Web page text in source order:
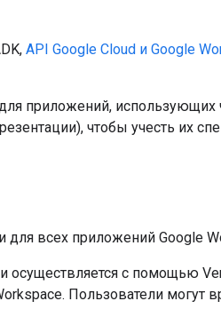
API Google Cloud и Google
приложений, использующих
чтобы учесть их
всех приложений Google
осуществляется с помощью
Пользователи могут